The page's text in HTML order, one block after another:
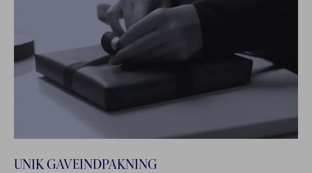
UNIK GAVEINDPAKNING